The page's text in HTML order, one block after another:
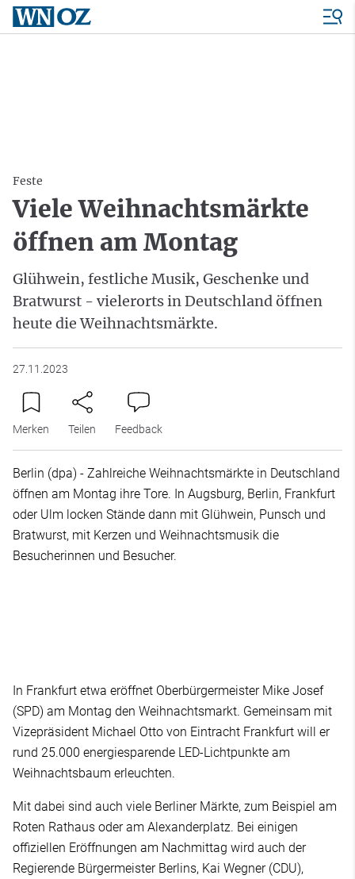
Feste
Viele Weihnachtsmärkte
öffnen am Montag
Glühwein, festliche Musik, Geschenke und
Bratwurst - vielerorts in Deutschland öffnen
heute die Weihnachtsmärkte.
27.11.2023
Merken Teilen Feedback
Berlin (dpa) - Zahlreiche Weihnachtsmärkte in Deutschland
öffnen am Montag ihre Tore. In Augsburg, Berlin, Frankfurt
oder Ulm locken Stände dann mit Glühwein, Punsch und
Bratwurst, mit Kerzen und Weihnachtsmusik die
Besucherinnen und Besucher.
In Frankfurt etwa eröffnet Oberbürgermeister Mike Josef
(SPD) am Montag den Weihnachtsmarkt. Gemeinsam mit
Vizepräsident Michael Otto von Eintracht Frankfurt will er
rund 25.000 energiesparende LED-Lichtpunkte am
Weihnachtsbaum erleuchten.
Mit dabei sind auch viele Berliner Märkte, zum Beispiel am
Roten Rathaus oder am Alexanderplatz. Bei einigen
offiziellen Eröffnungen am Nachmittag wird auch der
Regierende Bürgermeister Berlins, Kai Wegner (CDU),